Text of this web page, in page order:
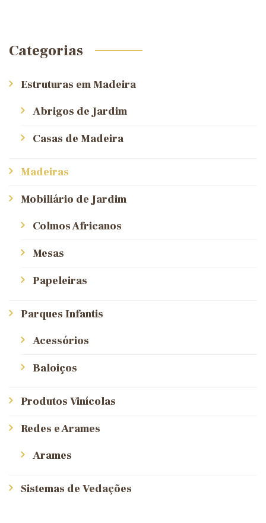
Categorias
Estruturas em Madeira
Abrigos de Jardim
Casas de Madeira
Madeiras
Mobiliário de Jardim
Colmos Africanos
Mesas
Papeleiras
Parques Infantis
Acessórios
Baloiços
Produtos Vinícolas
Redes e Arames
Arames
Sistemas de Vedações